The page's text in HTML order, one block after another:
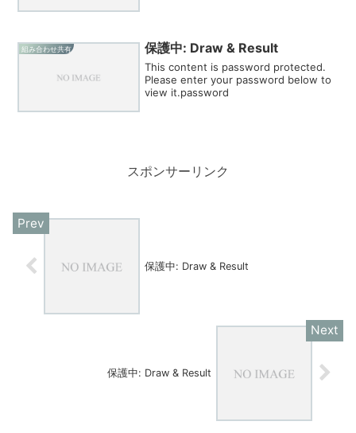
組み合わせ共有 保護中: Draw & Result
This content is password protected.
Please enter your password below to
view it.password
スポンサーリンク
保護中: Draw & Result
保護中: Draw & Result